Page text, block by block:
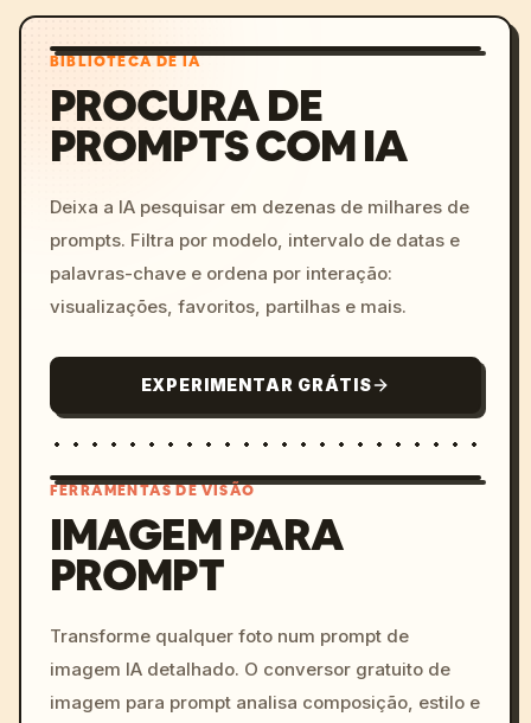
BIBLIOTECA DE IA
PROCURA DE
PROMPTS COM IA
Deixa a IA pesquisar em dezenas de milhares de
prompts. Filtra por modelo, intervalo de datas e
palavras-chave e ordena por interação:
visualizações, favoritos, partilhas e mais.
EXPERIMENTAR GRÁTIS
colors, 8k --v 6.0
FERRAMENTAS DE VISÃO
IMAGEM PARA
PROMPT
Transforme qualquer foto num prompt de
imagem IA detalhado. O conversor gratuito de
imagem para prompt analisa composição, estilo e